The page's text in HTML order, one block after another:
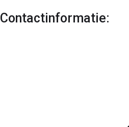
Contactinformatie: